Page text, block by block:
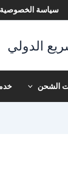
سياسة الخصوصية
الدولي
الشحن